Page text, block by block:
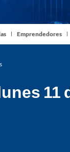
Emprendedores
11